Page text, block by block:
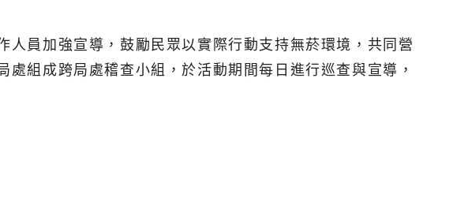
員加強宣導，鼓勵民眾以實際行動支持無菸環境，共同營
組成跨局處稽查小組，於活動期間每日進行巡查與宣導，